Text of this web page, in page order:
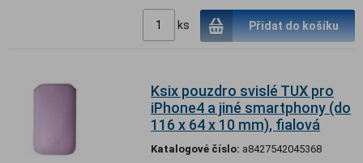
ks Přidat do košíku
Ksix pouzdro svislé TUX pro
iPhone4 a jiné smartphony (do
116 x 64 x 10 mm), fialová
Katalogové číslo: a8427542045368